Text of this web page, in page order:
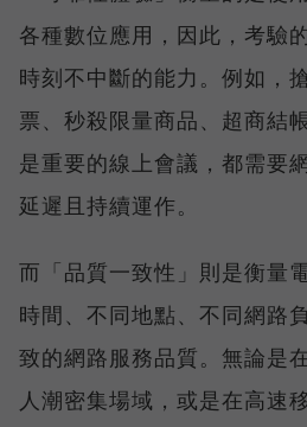
各種數位應用，因此，考驗
時刻不中斷的能力。例如，
票、秒殺限量商品、超商結
是重要的線上會議，都需要
延遲且持續運作。
而「品質一致性」則是衡量
時間、不同地點、不同網路
致的網路服務品質。無論是
人潮密集場域，或是在高速